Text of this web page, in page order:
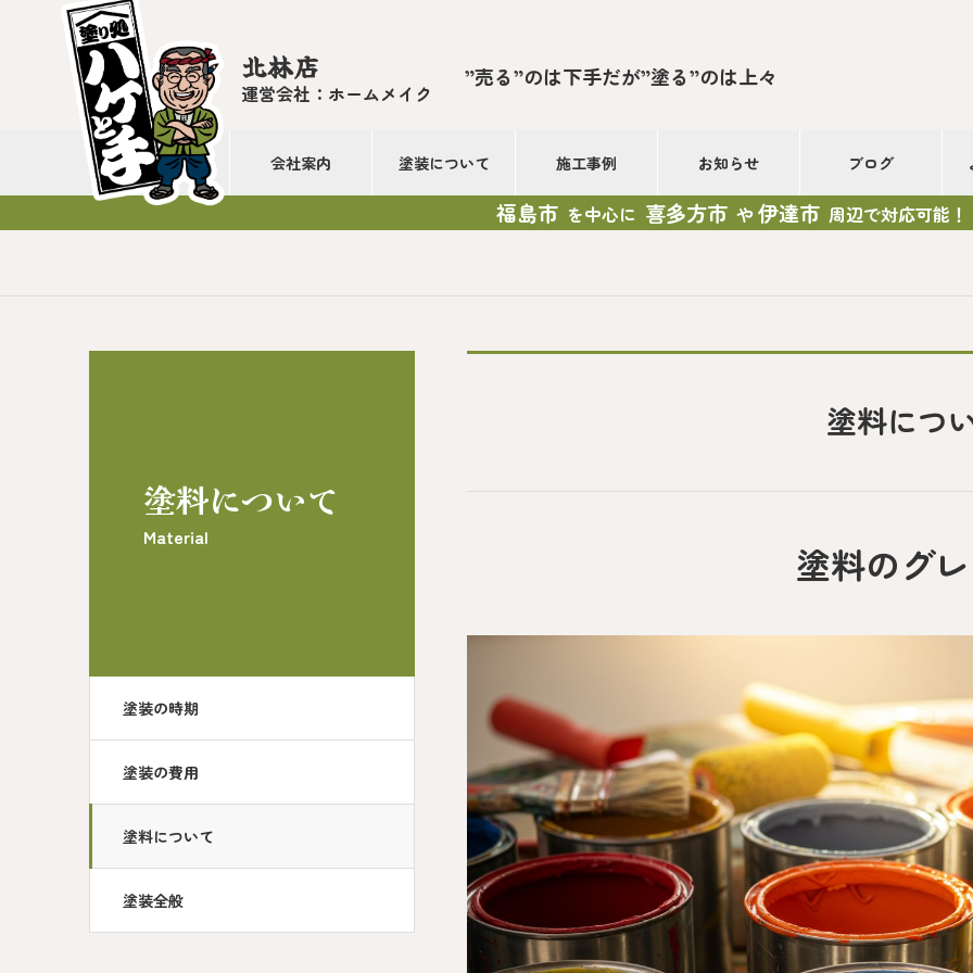
北林店
運営会社：ホームメイク
”売る”のは下手だが”塗る”のは上々
会社案内 塗装について 施工事例 お知らせ ブログ
福島市 を中心に 喜多方市 や伊達市 周辺で対応可能！
塗料について
Material
塗装の時期
塗装の費用
塗料について
塗装全般
塗料につ
塗料のグ